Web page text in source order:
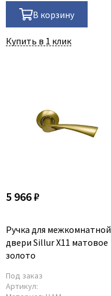
В корзину
Купить в 1 клик
5 966 ₽
Ручка для межкомнатной
двери Sillur X11 матовое
золото
Под заказ
Артикул: